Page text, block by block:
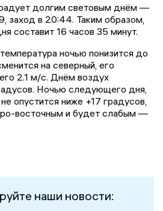
долгим световым днём —
заход в 20:44. Таким образом,
составит 16 часов 35 минут.
ночью понизится до
на северный, его
2.1 м/с. Днём воздух
Ночью следующего дня,
опустится ниже +17 градусов,
восточным и будет слабым —
наши новости: